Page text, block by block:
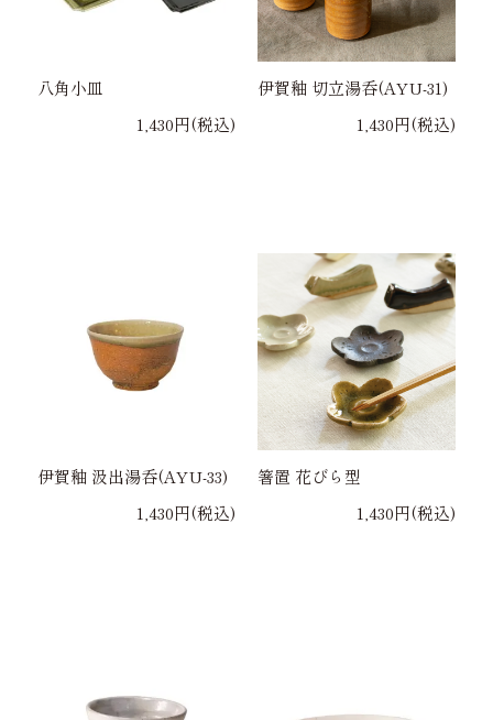
八角小皿
1,430円(税込)
伊賀釉 切立湯呑(AYU-31)
1,430円(税込)
伊賀釉 汲出湯呑(AYU-33)
1,430円(税込)
箸置 花びら型
1,430円(税込)